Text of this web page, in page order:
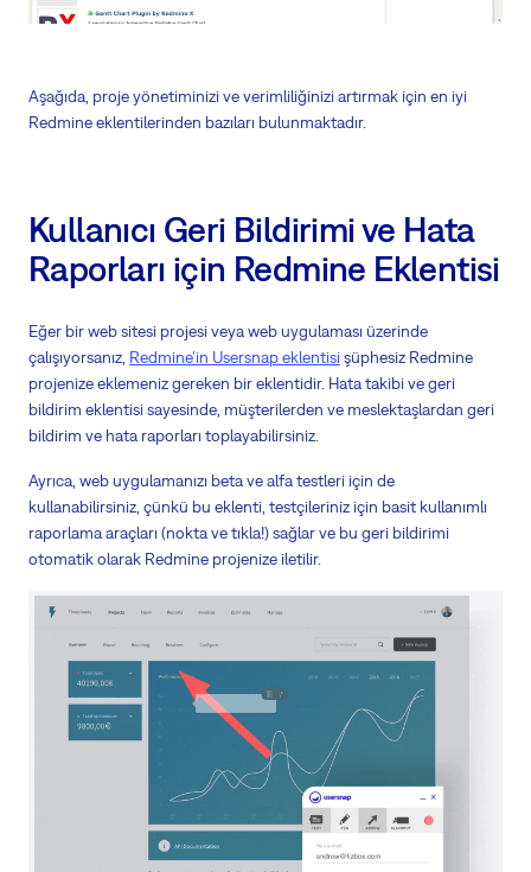
Aşağıda, proje yönetiminizi ve verimliliğinizi artırmak için en iyi
Redmine eklentilerinden bazıları bulunmaktadır.
Kullanıcı Geri Bildirimi ve Hata
Raporları için Redmine Eklentisi
Eğer bir web sitesi projesi veya web uygulaması üzerinde
çalışıyorsanız, Redmine'in Usersnap eklentisişüphesiz Redmine
projenize eklemeniz gereken bir eklentidir. Hata takibi ve geri
bildirim eklentisi sayesinde, müşterilerden ve meslektaşlardan geri
bildirim ve hata raporları toplayabilirsiniz.
Ayrıca, web uygulamanızı beta ve alfa testleri için de
kullanabilirsiniz, çünkü bu eklenti, testçileriniz için basit kullanımlı
raporlama araçları (nokta ve tıkla!) sağlar ve bu geri bildirimi
otomatik olarak Redmine projenize iletilir.